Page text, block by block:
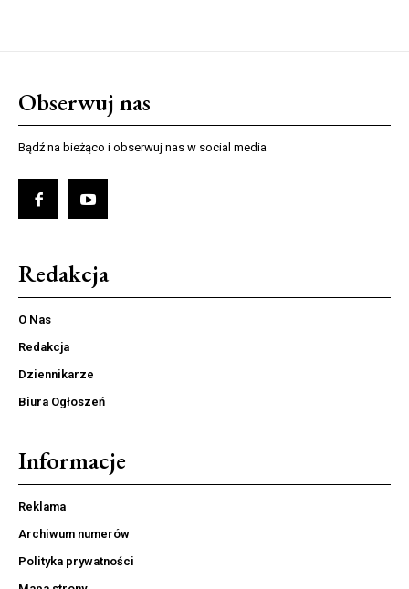
Obserwuj nas
Bądź na bieżąco i obserwuj nas w social media
Redakcja
O Nas
Redakcja
Dziennikarze
Biura Ogłoszeń
Informacje
Reklama
Archiwum numerów
Polityka prywatności